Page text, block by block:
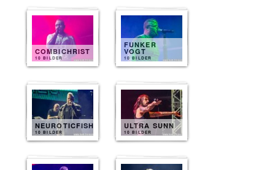
COMBICHRIST
10 BILDER
FUNKER
VOGT
10 BILDER
NEUROTICFISH
10 BILDER
ULTRA SUNN
10 BILDER